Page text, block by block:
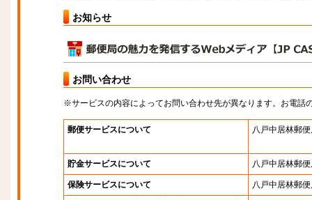
お知らせ
お問い合わせ
※サービスの内容によってお問い合わせ先が異なります。お電話
郵便サービスについて 八戸中居林郵
貯金サービスについて 八戸中居林郵
保険サービスについて 八戸中居林郵